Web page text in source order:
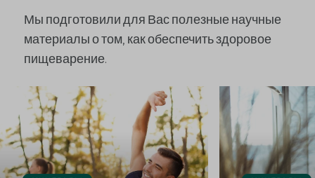
Мы подготовили для Вас полезные научные
материалы о том, как обеспечить здоровое
пищеварение.